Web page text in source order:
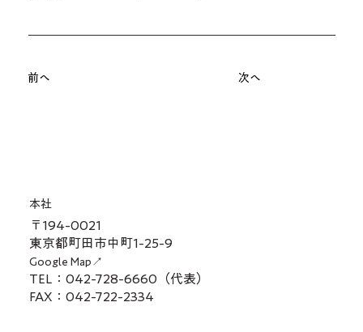
前へ 次へ
本社
〒194-0021
東京都町田市中町1-25-9
Google Map↗
TEL：042-728-6660（代表）
FAX：042-722-2334